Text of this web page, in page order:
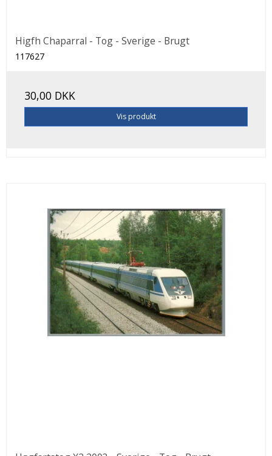
Higfh Chaparral - Tog - Sverige - Brugt
117627
30,00 DKK
Vis produkt